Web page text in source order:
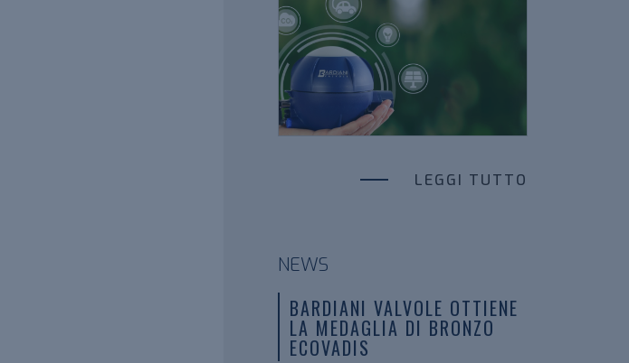
LEGGI TUTTO
NEWS
BARDIANI VALVOLE OTTIENE
LA MEDAGLIA DI BRONZO
ECOVADIS